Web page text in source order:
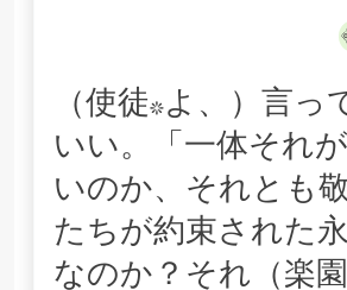
（使徒*よ、）言
いい。「一体それ
いのか、それとも
たちが約束された
なのか？それ（楽